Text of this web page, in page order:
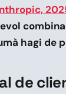
hagi de
de